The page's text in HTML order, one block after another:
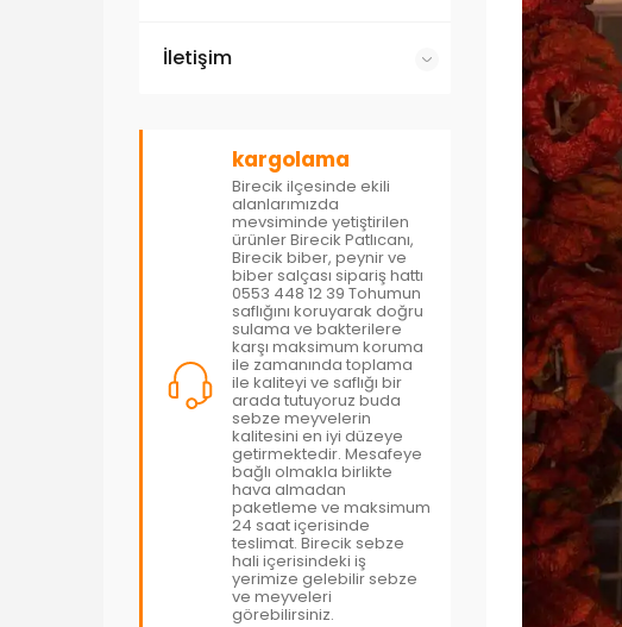
İletişim
kargolama
Birecik ilçesinde ekili
alanlarımızda
mevsiminde yetiştirilen
ürünler Birecik Patlıcanı,
Birecik biber, peynir ve
biber salçası sipariş hattı
0553 448 12 39 Tohumun
saflığını koruyarak doğru
sulama ve bakterilere
karşı maksimum koruma
ile zamanında toplama
ile kaliteyi ve saflığı bir
arada tutuyoruz buda
sebze meyvelerin
kalitesini en iyi düzeye
getirmektedir. Mesafeye
bağlı olmakla birlikte
hava almadan
paketleme ve maksimum
24 saat içerisinde
teslimat. Birecik sebze
hali içerisindeki iş
yerimize gelebilir sebze
ve meyveleri
görebilirsiniz.